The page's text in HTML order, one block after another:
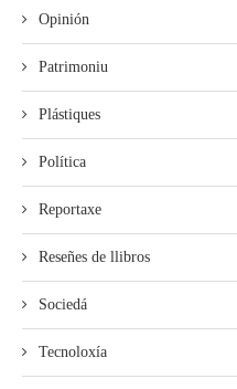
Opinión
Patrimoniu
Plástiques
Política
Reportaxe
Reseñes de llibros
Sociedá
Tecnoloxía